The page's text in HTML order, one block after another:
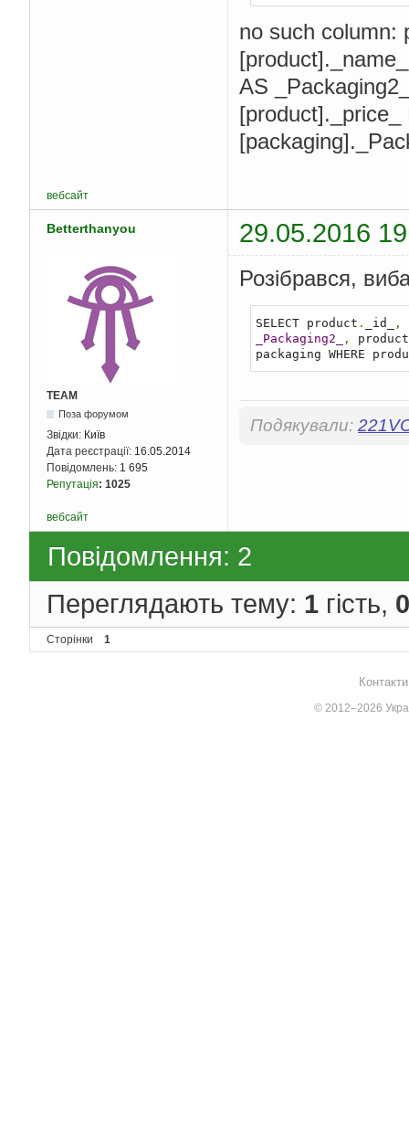
no such column:
AS
вебсайт
Betterthanyou 29.05.2016
TEAM
Поза форумом
Звідки: Київ
Дата реєстрації: 16.05.2014
Повідомлень: 1 695
Репутація: 1025
Розібрався,
SELECT product . _id_ ,
_Packaging2_
, product
packaging WHERE
Подякували:
вебсайт
Повідомлення: 2
Переглядають тему: 1 гість, 0
Сторінки 1
© 2012–2026